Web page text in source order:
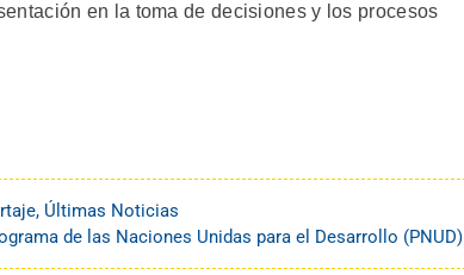
en la toma de decisiones y los procesos
, Últimas Noticias
de las Naciones Unidas para el Desarrollo (PNUD)